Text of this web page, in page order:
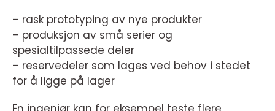
– rask prototyping av nye produkter
– produksjon av små serier og
spesialtilpassede deler
– reservedeler som lages ved behov i stedet
for å ligge på lager